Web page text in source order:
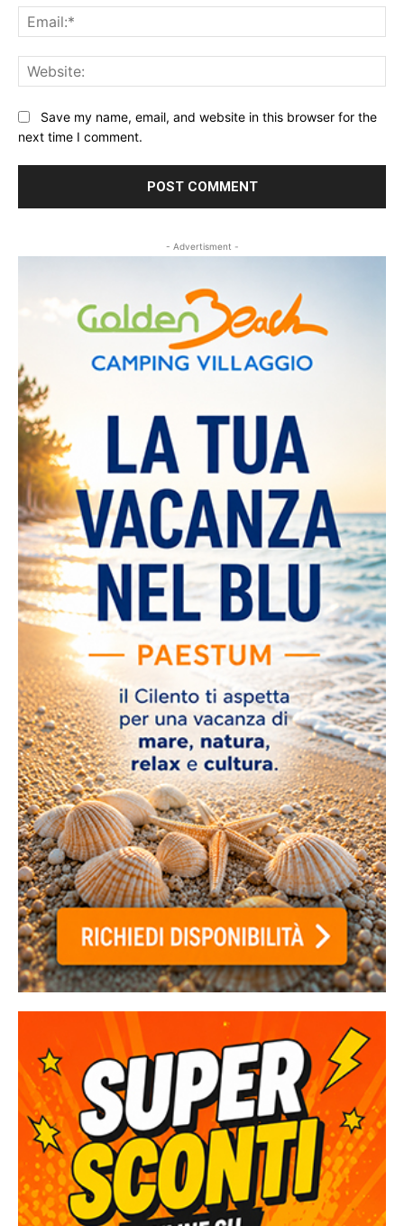
Save my name, email, and website in this browser for the
next time I comment.
- Advertisment -